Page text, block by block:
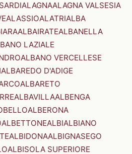
ALAGNAALAGNA VALSESIA
ALASSIOALATRIALBA
ALBAIRATEALBANELLA
LAZIALE
ALBANO VERCELLESE
ALBAREDO D'ADIGE
ALBARETO
ALBAVILLAALBENGA
ALBERONA
ALBETTONEALBIALBIANO
ALBIDONAALBIGNASEGO
ALBISOLA SUPERIORE